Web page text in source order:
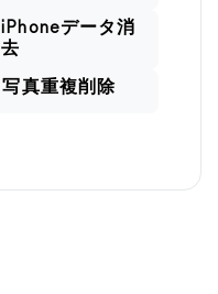
iPhoneデータ消
去
写真重複削除